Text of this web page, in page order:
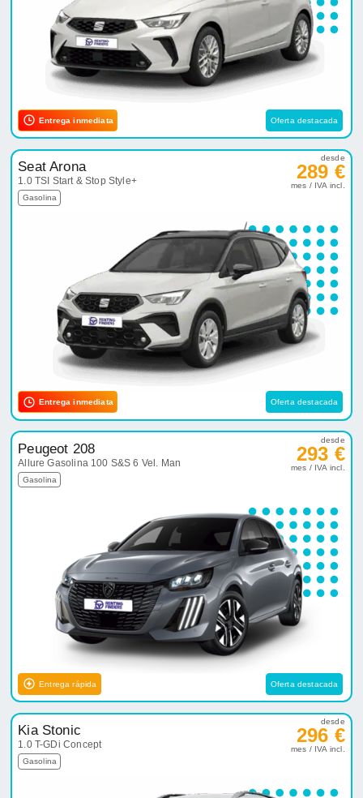
Entrega inmediata Oferta destacada
Seat Arona
1.0 TSI Start & Stop Style+
Gasolina
desde
289 €
mes / IVA incl.
Entrega inmediata Oferta destacada
Peugeot 208
Allure Gasolina 100 S&S 6 Vel. Man
Gasolina
desde
293 €
mes / IVA incl.
Entrega rápida Oferta destacada
Kia Stonic
1.0 T-GDi Concept
Gasolina
desde
296 €
mes / IVA incl.